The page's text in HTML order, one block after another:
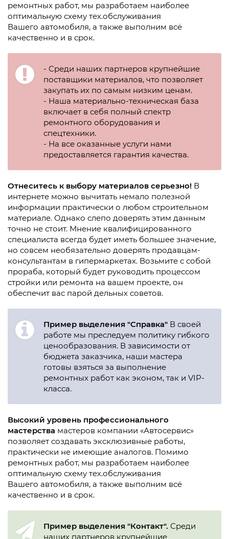
ремонтных работ, мы разработаем наиболее
оптимальную схему тех.обслуживания
Вашего автомобиля, а также выполним всё
качественно и в срок.
- Среди наших партнеров крупнейшие
поставщики материалов, что позволяет
закупать их по самым низким ценам.
- Наша материально-техническая база
включает в себя полный спектр
ремонтного оборудования и
спецтехники.
- На все оказанные услуги нами
предоставляется гарантия качества.
Отнеситесь к выбору материалов серьезно! В
интернете можно вычитать немало полезной
информации практически о любом строительном
материале. Однако слепо доверять этим данным
точно не стоит. Мнение квалифицированного
специалиста всегда будет иметь большее значение,
но совсем необязательно доверять продавцам-
консультантам в гипермаркетах. Возьмите с собой
прораба, который будет руководить процессом
стройки или ремонта на вашем проекте, он
обеспечит вас парой дельных советов.
Пример выделения "Справка" В своей
работе мы преследуем политику гибкого
ценообразования. В зависимости от
бюджета заказчика, наши мастера
готовы взяться за выполнение
ремонтных работ как эконом, так и VIP-
класса.
Высокий уровень профессионального
мастерства мастеров компании «Автосервис»
позволяет создавать эксклюзивные работы,
практически не имеющие аналогов. Помимо
ремонтных работ, мы разработаем наиболее
оптимальную схему тех.обслуживания
Вашего автомобиля, а также выполним всё
качественно и в срок.
Пример выделения "Контакт". Среди
наших партнеров крупнейшие